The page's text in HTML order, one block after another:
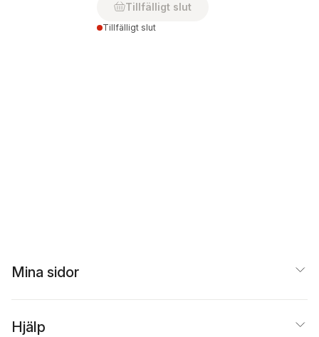
Tillfälligt slut
Tillfälligt slut
Mina sidor
Hjälp